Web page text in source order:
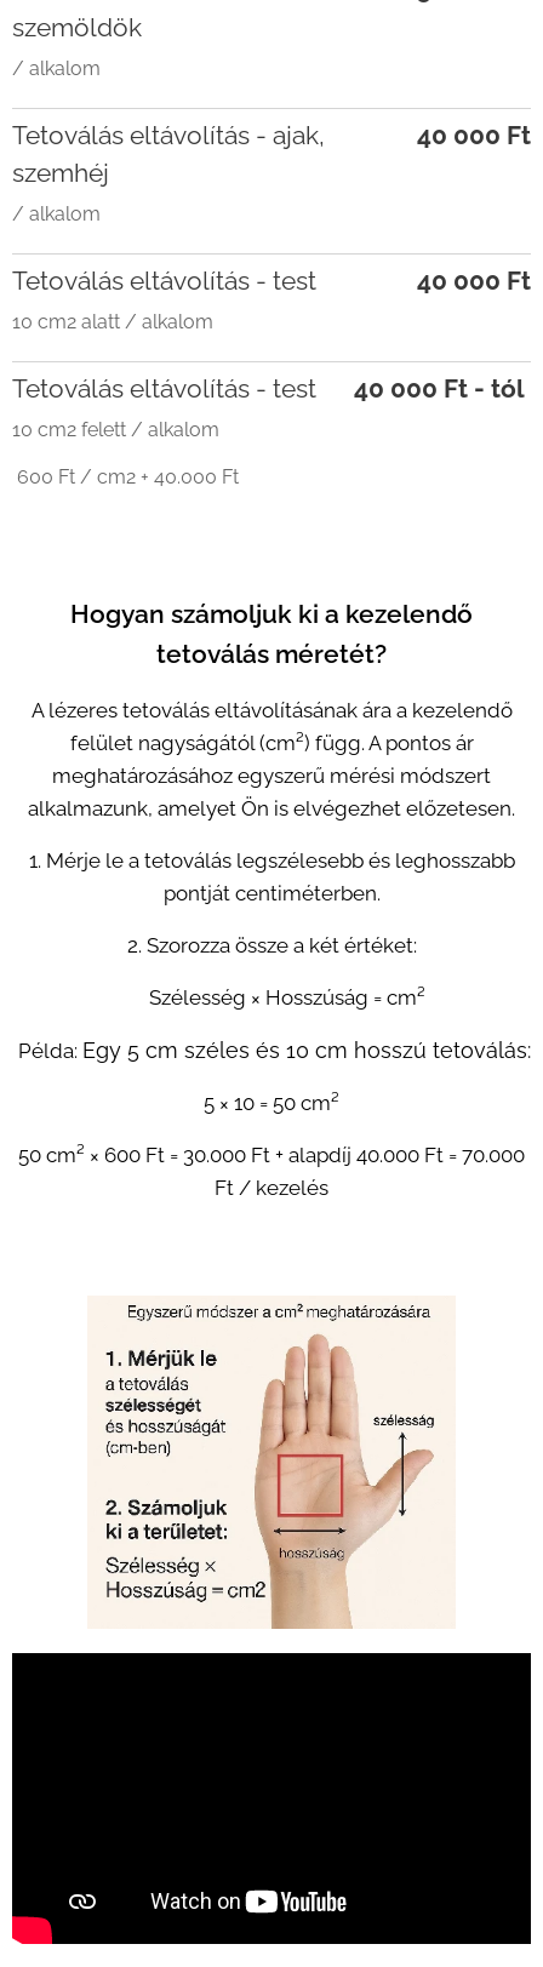
szemöldök
/ alkalom
Tetoválás eltávolítás - ajak,
szemhéj
/ alkalom
40 000 Ft
Tetoválás eltávolítás - test
10 cm2 alatt / alkalom
40 000 Ft
Tetoválás eltávolítás - test
10 cm2 felett / alkalom
600 Ft / cm2 + 40.000 Ft
40 000 Ft - tól
Hogyan számoljuk ki a kezelendő
tetoválás méretét?
A lézeres tetoválás eltávolításának ára a kezelendő
felület nagyságától (cm²) függ. A pontos ár
meghatározásához egyszerű mérési módszert
alkalmazunk, amelyet Ön is elvégezhet előzetesen.
1. Mérje le a tetoválás legszélesebb és leghosszabb
pontját centiméterben.
2. Szorozza össze a két értéket:
👉 Szélesség × Hosszúság = cm²
Példa: Egy 5 cm széles és 10 cm hosszú tetoválás:
5 × 10 = 50 cm²
50 cm² × 600 Ft = 30.000 Ft + alapdíj 40.000 Ft = 70.000
Ft / kezelés